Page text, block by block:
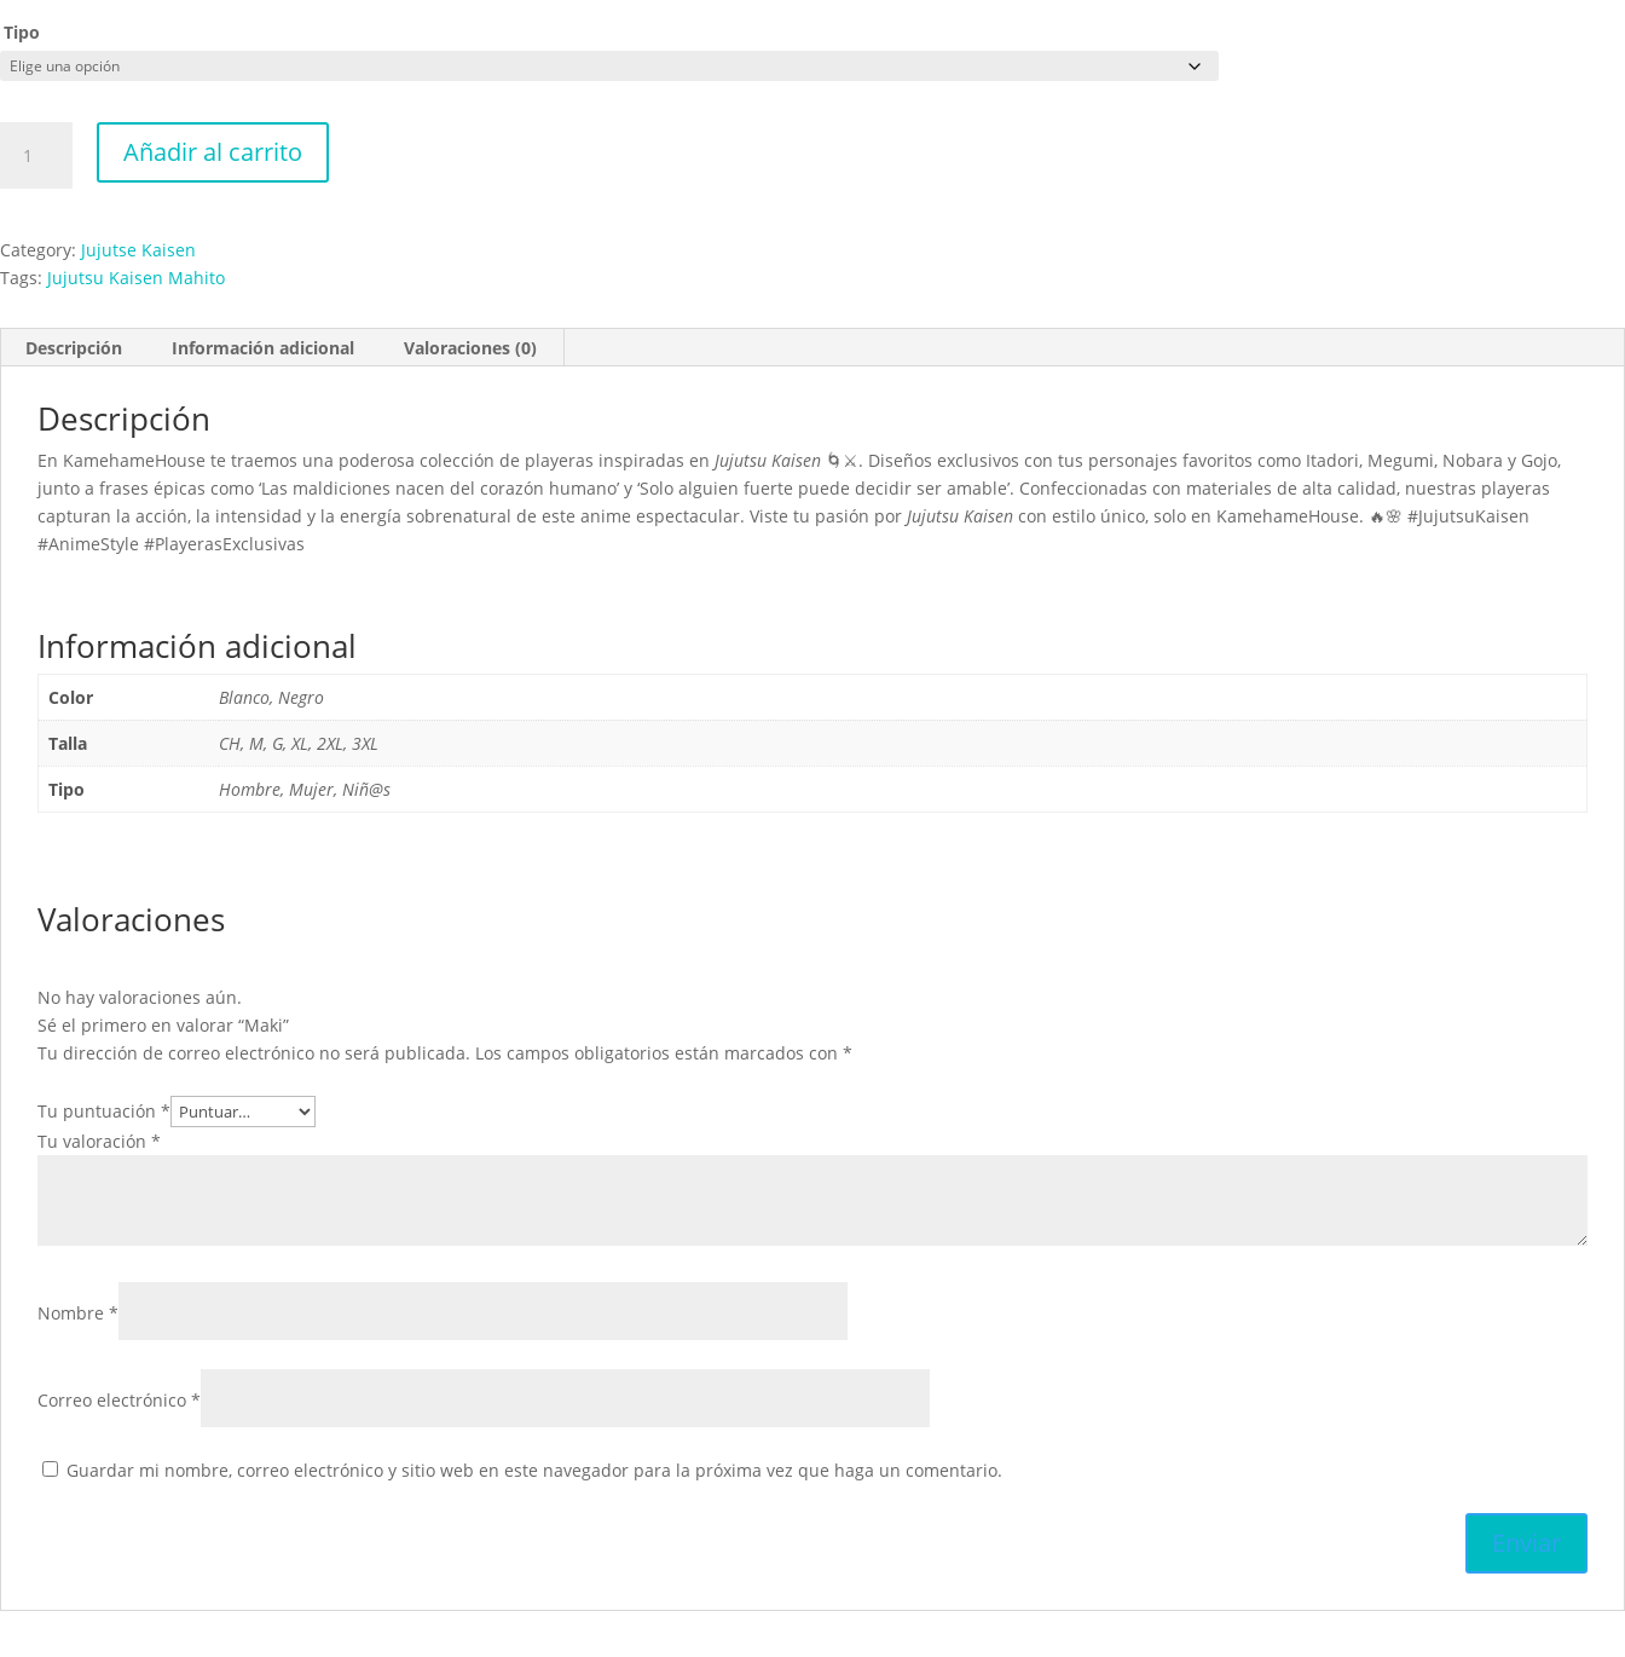
Tipo
cantidad
Añadir al carrito
Category: Jujutse Kaisen
Tags: Jujutsu Kaisen Mahito
Descripción Información adicional Valoraciones (0)
Descripción
En KamehameHouse te traemos una poderosa colección de playeras inspiradas en Jujutsu Kaisen 🌀⚔️. Diseños exclusivos con tus personajes favoritos como Itadori, Megumi, Nobara y Gojo,
junto a frases épicas como ‘Las maldiciones nacen del corazón humano’ y ‘Solo alguien fuerte puede decidir ser amable’. Confeccionadas con materiales de alta calidad, nuestras playeras
capturan la acción, la intensidad y la energía sobrenatural de este anime espectacular. Viste tu pasión por Jujutsu Kaisen con estilo único, solo en KamehameHouse. 🔥🌸 #JujutsuKaisen
#AnimeStyle #PlayerasExclusivas
Información adicional
Color
Blanco, Negro
Talla
CH, M, G, XL, 2XL, 3XL
Tipo
Hombre, Mujer, Niñ@s
Valoraciones
No hay valoraciones aún.
Sé el primero en valorar “Maki”
Tu dirección de correo electrónico no será publicada. Los campos obligatorios están marcados con *
Tu puntuación *
Tu valoración *
Nombre *
Correo electrónico *
Guardar mi nombre, correo electrónico y sitio web en este navegador para la próxima vez que haga un comentario.